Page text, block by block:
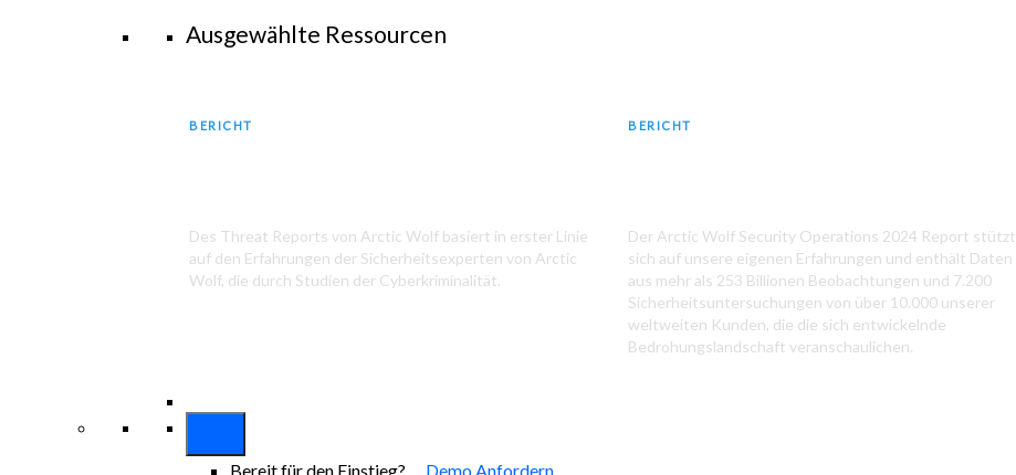
Ausgewählte Ressourcen
BERICHT
Des Threat Reports von Arctic Wolf basiert in erster Linie
auf den Erfahrungen der Sicherheitsexperten von Arctic
Wolf, die durch Studien der Cyberkriminalität.
BERICHT
Der Arctic Wolf Security Operations 2024 Report stützt
sich auf unsere eigenen Erfahrungen und enthält Daten
aus mehr als 253 Billionen Beobachtungen und 7.200
Sicherheitsuntersuchungen von über 10.000 unserer
weltweiten Kunden, die die sich entwickelnde
Bedrohungslandschaft veranschaulichen.
Bereit für den Einstieg? Demo Anfordern